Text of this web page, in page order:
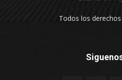
Todos los